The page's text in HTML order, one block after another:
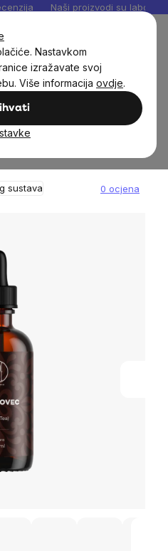
Nastavkom
izražavate svoj
Više informacija ovdje.
Naši proizvodi su
(Java čaj)
sustava 0 ocjena